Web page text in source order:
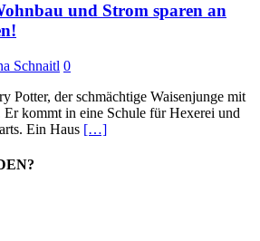
und Strom sparen an
Schnaitl 0
Potter, der schmächtige Waisenjunge mit
kommt in eine Schule für Hexerei und
Ein Haus […]